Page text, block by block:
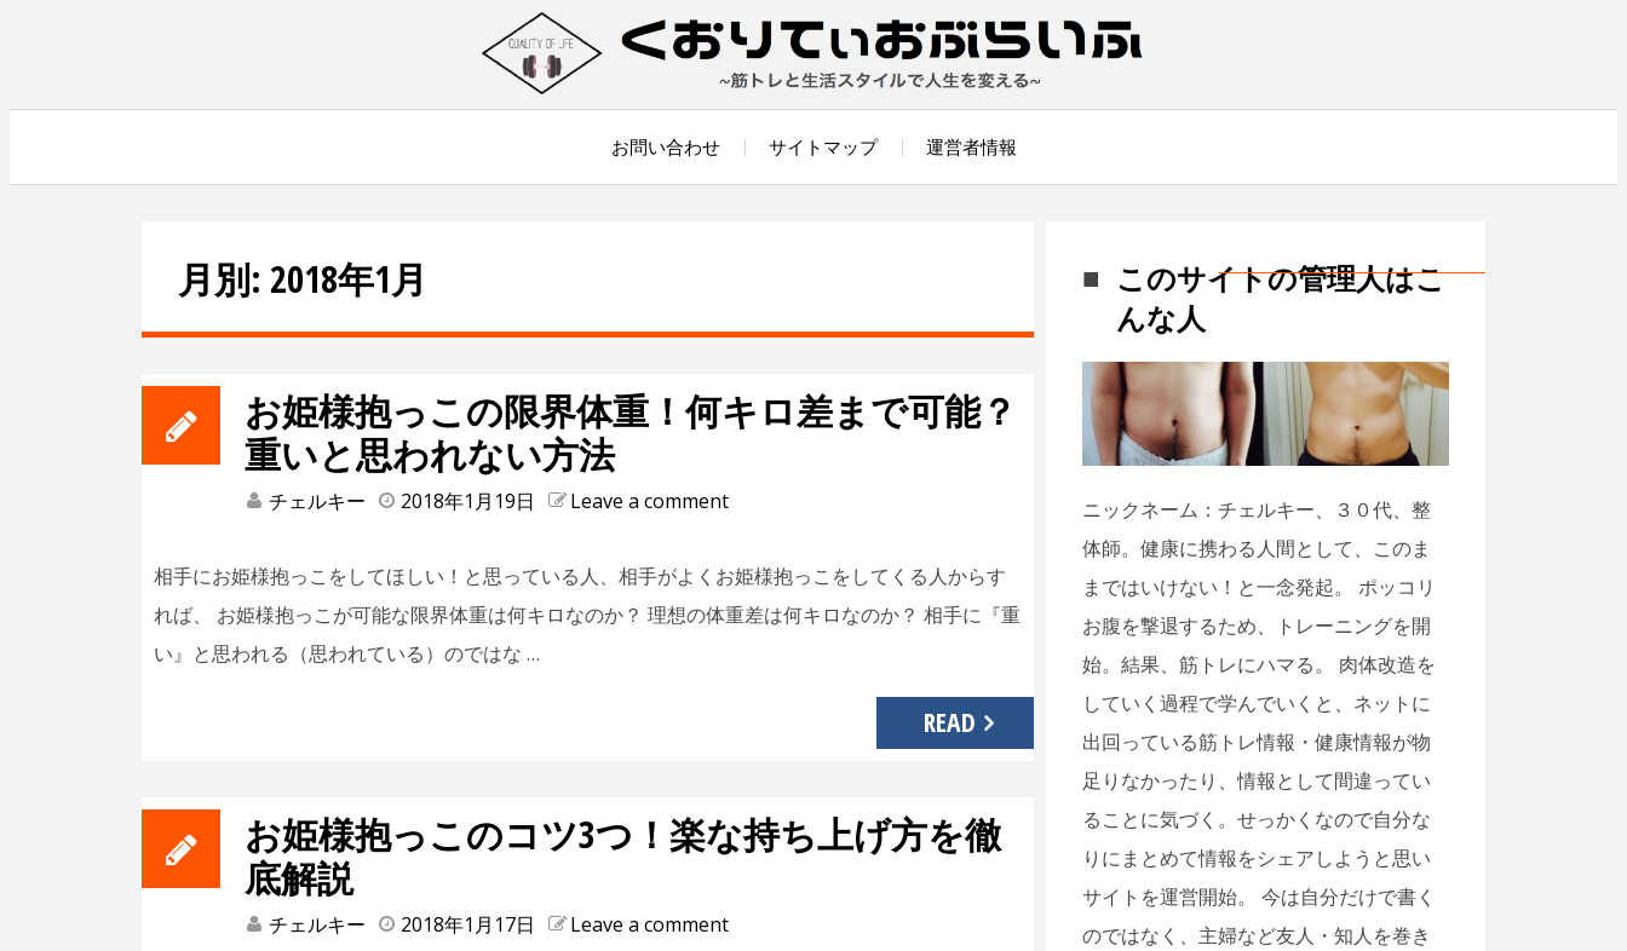
content
お問い合わせ サイトマップ 運営者情報
月別: 2018年1月
お姫様抱っこの限界体重！何キロ差まで可能？
重いと思われない方法
チェルキー 2018年1月19日 Leave a comment
相手にお姫様抱っこをしてほしい！と思っている人、相手がよくお姫様抱っこをしてくる人からす
れば、 お姫様抱っこが可能な限界体重は何キロなのか？ 理想の体重差は何キロなのか？ 相手に『重
い』と思われる（思われている）のではな …
READ
お姫様抱っこのコツ3つ！楽な持ち上げ方を徹
底解説
チェルキー 2018年1月17日 Leave a comment
このサイトの管理人はこ
んな人
ニックネーム：チェルキー、３０代、整
体師。健康に携わる人間として、このま
まではいけない！と一念発起。 ポッコリ
お腹を撃退するため、トレーニングを開
始。結果、筋トレにハマる。 肉体改造を
していく過程で学んでいくと、ネットに
出回っている筋トレ情報・健康情報が物
足りなかったり、情報として間違ってい
ることに気づく。せっかくなので自分な
りにまとめて情報をシェアしようと思い
サイトを運営開始。 今は自分だけで書く
のではなく、主婦など友人・知人を巻き